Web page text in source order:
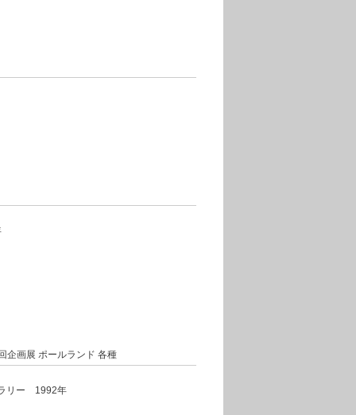
企画展 ポールランド 各種
リー 1992年